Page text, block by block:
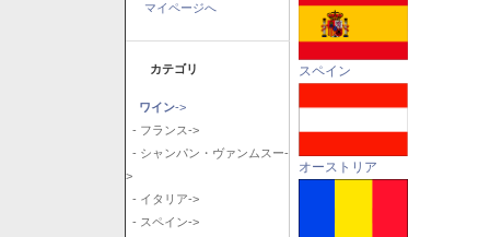
マイページへ
カテゴリ
ワイン->
- フランス->
- シャンパン・ヴァンムスー-
>
- イタリア->
- スペイン->
スペイン
オーストリア